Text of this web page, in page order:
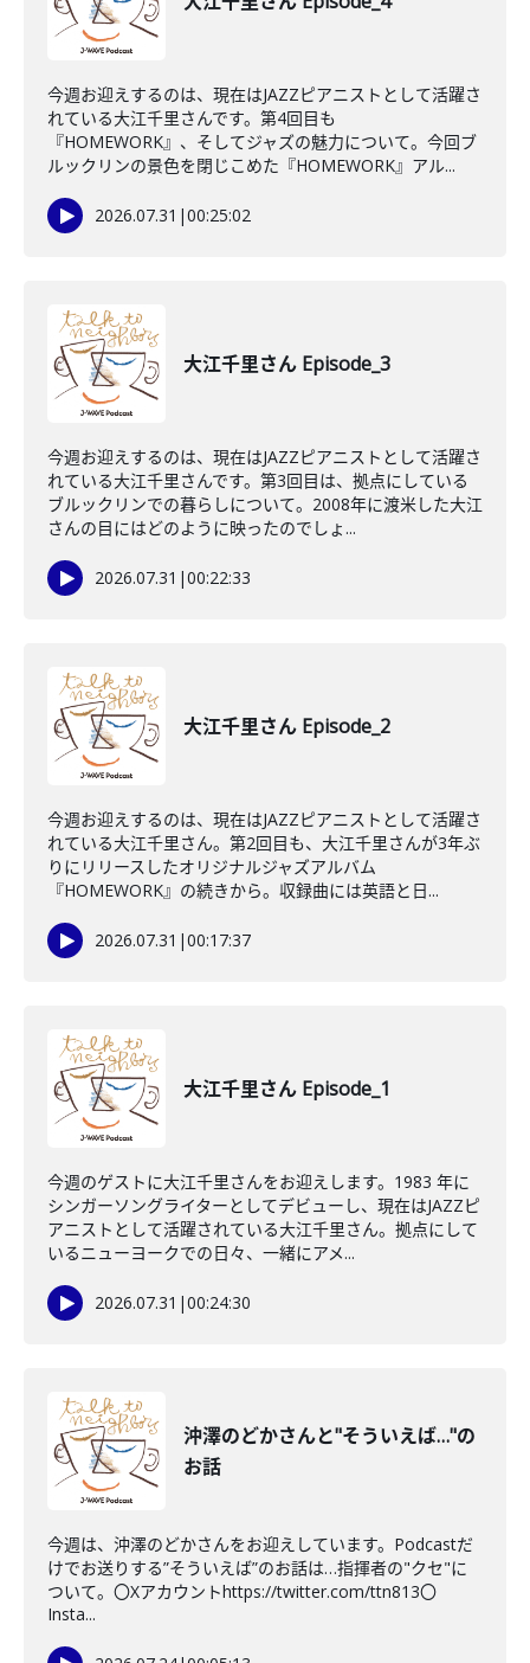
今週お迎えするのは、現在はJAZZピアニストとして活躍さ
れている大江千里さんです。第4回目も
『HOMEWORK』、そしてジャズの魅力について。今回ブ
ルックリンの景色を閉じこめた『HOMEWORK』アル...
2026.07.31 |00:25:02
大江千里さん Episode_3
今週お迎えするのは、現在はJAZZピアニストとして活躍さ
れている大江千里さんです。第3回目は、拠点にしている
ブルックリンでの暮らしについて。2008年に渡米した大江
さんの目にはどのように映ったのでしょ...
2026.07.31 |00:22:33
大江千里さん Episode_2
今週お迎えするのは、現在はJAZZピアニストとして活躍さ
れている大江千里さん。第2回目も、大江千里さんが3年ぶ
りにリリースしたオリジナルジャズアルバム
『HOMEWORK』の続きから。収録曲には英語と日...
2026.07.31 |00:17:37
大江千里さん Episode_1
今週のゲストに大江千里さんをお迎えします。1983 年に
シンガーソングライターとしてデビューし、現在はJAZZピ
アニストとして活躍されている大江千里さん。拠点にして
いるニューヨークでの日々、一緒にアメ...
2026.07.31 |00:24:30
沖澤のどかさんと"そういえば…"の
お話
今週は、沖澤のどかさんをお迎えしています。Podcastだ
けでお送りする”そういえば”のお話は…指揮者の"クセ"に
ついて。〇Xアカウントhttps://twitter.com/ttn813〇
Insta...